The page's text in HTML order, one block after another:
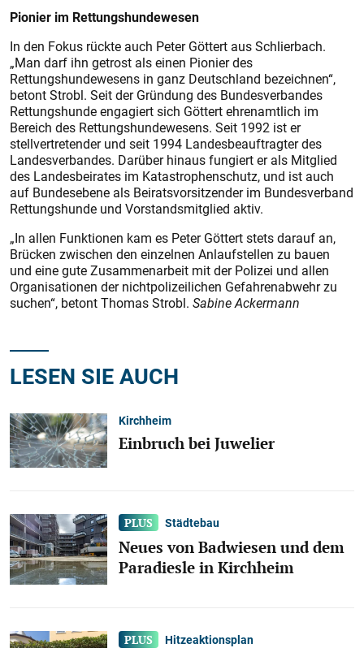
Pionier im Rettungshundewesen
In den Fokus rückte auch Peter Göttert aus Schlierbach.
„Man darf ihn getrost als einen Pionier des
Rettungshundewesens in ganz Deutschland bezeichnen“,
betont Strobl. Seit der Gründung des Bundesverbandes
Rettungshunde engagiert sich Göttert ehrenamtlich im
Bereich des Rettungshundewesens. Seit 1992 ist er
stellvertretender und seit 1994 Landesbeauftragter des
Landesverbandes. Darüber hinaus fungiert er als Mitglied
des Landesbeirates im Katastrophenschutz, und ist auch
auf Bundesebene als Beiratsvorsitzender im Bundesverband
Rettungshunde und Vorstandsmitglied aktiv.
„In allen Funktionen kam es Peter Göttert stets darauf an,
Brücken zwischen den einzelnen Anlaufstellen zu bauen
und eine gute Zusammenarbeit mit der Polizei und allen
Organisationen der nichtpolizeilichen Gefahrenabwehr zu
suchen“, betont Thomas Strobl. Sabine Ackermann
LESEN SIE AUCH
Kirchheim
Einbruch bei Juwelier
Städtebau
Neues von Badwiesen und dem
Paradiesle in Kirchheim
Hitzeaktionsplan